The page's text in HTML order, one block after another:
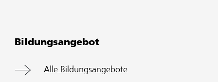
Bildungsangebot
Alle Bildungsangebote